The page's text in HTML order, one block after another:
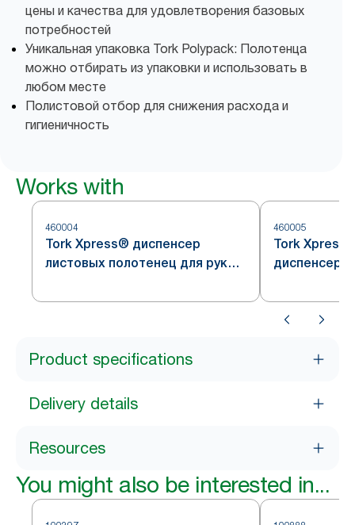
цены и качества для удовлетворения базовых
потребностей
Уникальная упаковка Tork Polypack: Полотенца
можно отбирать из упаковки и использовать в
любом месте
Полистовой отбор для снижения расхода и
гигиеничность
Works with
460004
Tork Xpress® диспенсер
листовых полотенец для рук
система H2
460005
Tork
диспенсер
H2
Product specifications
Delivery details
Resources
You might also be interested in...